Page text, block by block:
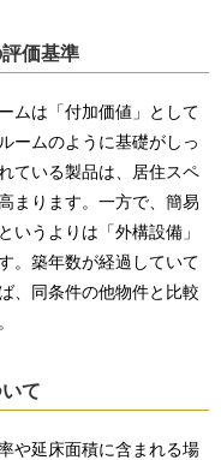
価基準
ムは「付加価値」として
ームのように基礎がしっ
ている製品は、居住スペ
まります。一方で、簡易
いうよりは「外構設備」
。築年数が経過していて
、同条件の他物件と比較
て
や延床面積に含まれる場